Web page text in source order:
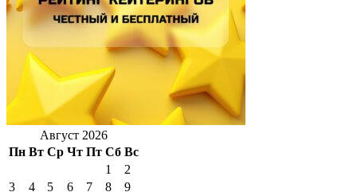
Август 2026
Пн Вт Ср Чт Пт Сб Вс
1
2
3
4 5 6 7 8
9